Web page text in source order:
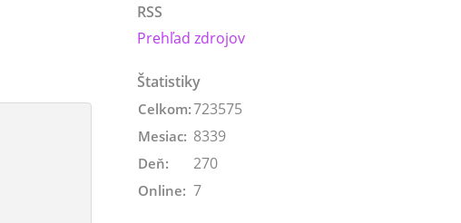
RSS
Prehľad zdrojov
Štatistiky
Online: 7
Celkom:723575
Mesiac: 8339
Deň: 270